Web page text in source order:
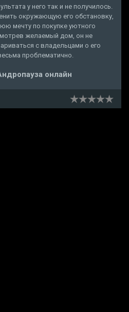
у него так и не получилось.
окружающую его обстановку,
мечту по покупке уютного
желаемый дом, он не
с владельцами о его
проблематично.
онлайн